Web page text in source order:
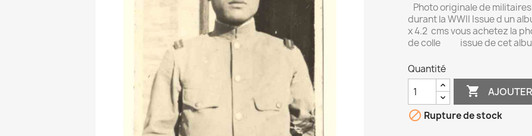
Photo originale de
durant la WWII Issue d un
x 4.2 cms vous achetez la
de colle issue de cet
Quantité

 Rupture de stock